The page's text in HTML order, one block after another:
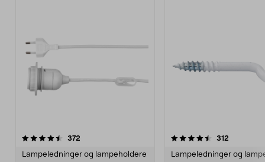
372
Lampeledninger og lampeholdere
4.5 av 5 stjerner 312
Lampeledninger og
4.5 av 5 stjerner